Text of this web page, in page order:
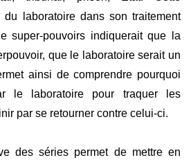
du laboratoire dans son traitement
super-pouvoirs indiquerait que la
que le laboratoire serait un
ainsi de comprendre pourquoi
le laboratoire pour traquer les
par se retourner contre celui-ci.
des séries permet de mettre en